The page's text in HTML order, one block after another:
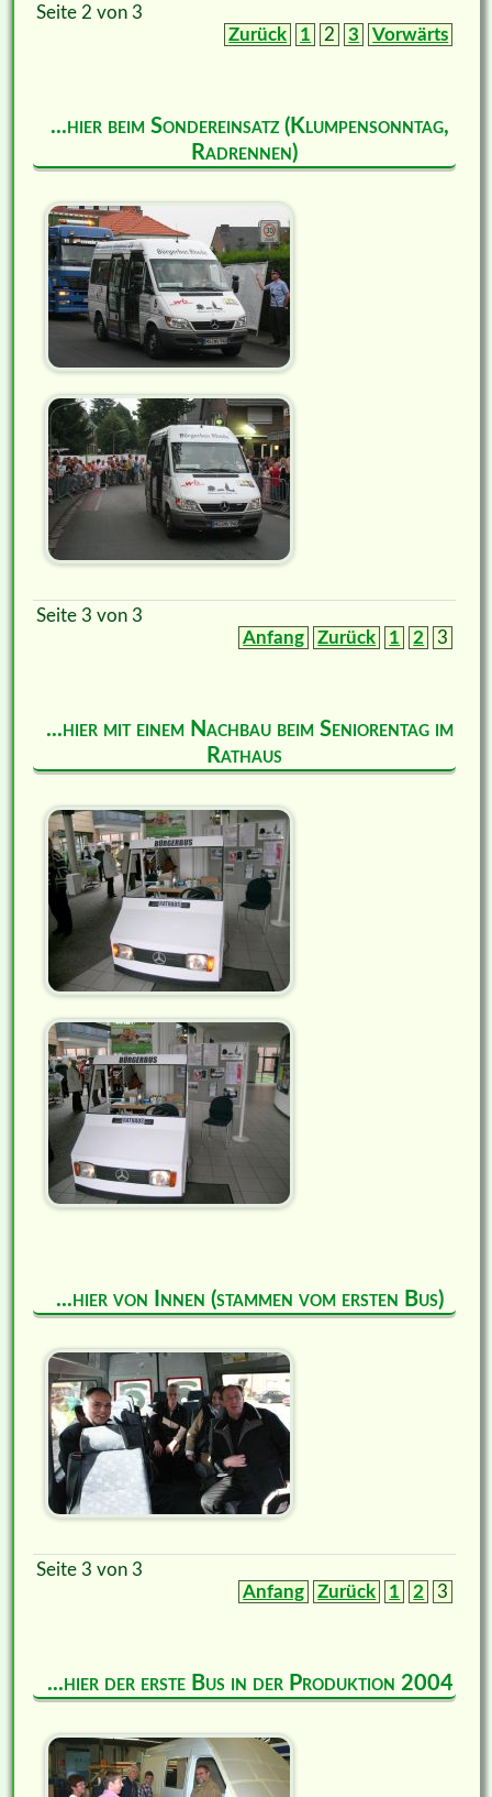
Seite 2 von 3
Zurück
1 2 3 Vorwärts
...hier beim Sondereinsatz (Klumpensonntag,
Radrennen)
Seite 3 von 3
Anfang
Zurück 1 2 3
...hier mit einem Nachbau beim Seniorentag im
Rathaus
...hier von Innen (stammen vom ersten Bus)
Seite 3 von 3
Anfang
Zurück 1 2 3
...hier der erste Bus in der Produktion 2004